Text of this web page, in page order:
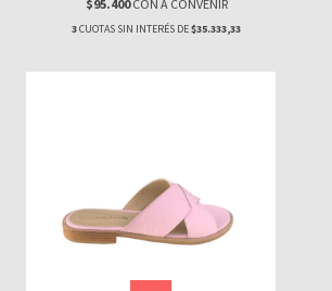
$95.400CON A CONVENIR
3CUOTAS SIN INTERÉS DE$35.333,33